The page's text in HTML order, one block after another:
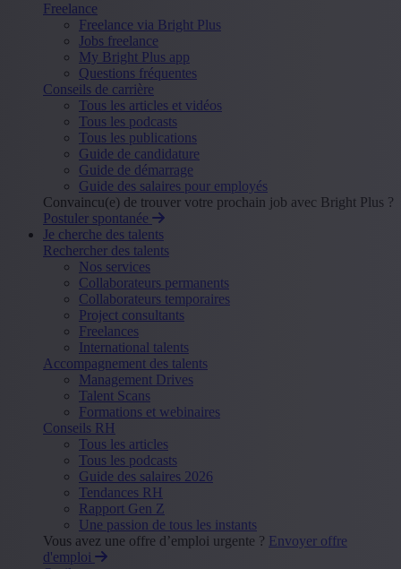
Freelance
Freelance via Bright Plus
Jobs freelance
My Bright Plus app
Questions fréquentes
Conseils de carrière
Tous les articles et vidéos
Tous les podcasts
Tous les publications
Guide de candidature
Guide de démarrage
Guide des salaires pour employés
Convaincu(e) de trouver votre prochain job avec Bright Plus ?
Postuler spontanée
Je cherche des talents
Rechercher des talents
Nos services
Collaborateurs permanents
Collaborateurs temporaires
Project consultants
Freelances
International talents
Accompagnement des talents
Management Drives
Talent Scans
Formations et webinaires
Conseils RH
Tous les articles
Tous les podcasts
Guide des salaires 2026
Tendances RH
Rapport Gen Z
Une passion de tous les instants
Vous avez une offre d’emploi urgente ? Envoyer offre
d'emploi